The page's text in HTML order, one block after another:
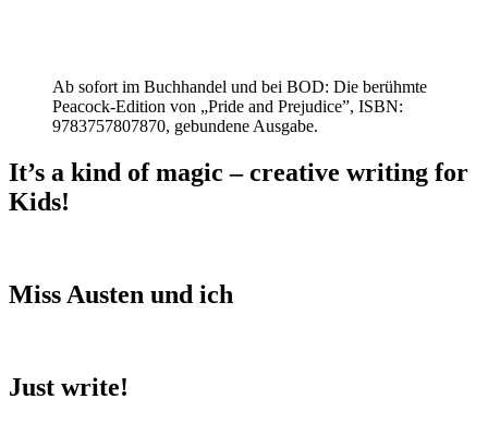
Ab sofort im Buchhandel und bei BOD: Die berühmte
Peacock-Edition von „Pride and Prejudice”, ISBN:
9783757807870, gebundene Ausgabe.
It’s a kind of magic – creative writing for
Kids!
Miss Austen und ich
Just write!